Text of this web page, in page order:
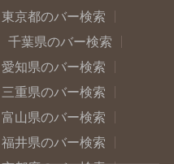
東京都のバー検索
千葉県のバー検索
愛知県のバー検索
三重県のバー検索
富山県のバー検索
福井県のバー検索